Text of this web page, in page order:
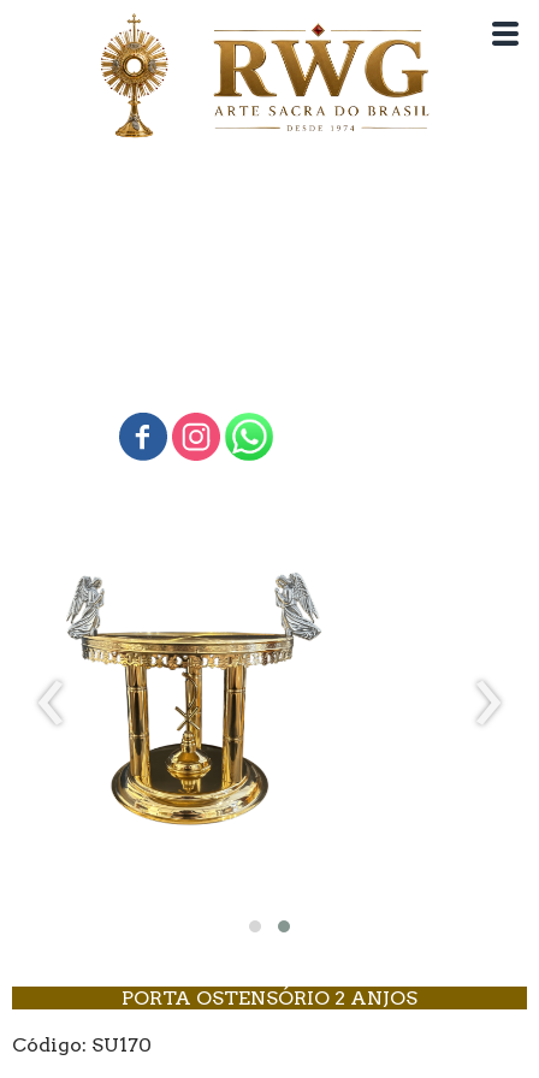
‹ ›
PORTA OSTENSÓRIO 2 ANJOS
Código: SU170